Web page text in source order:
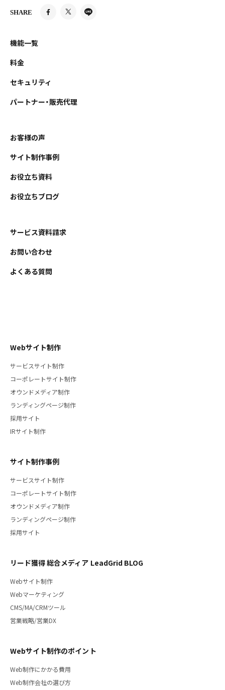
SHARE
機能一覧
料金
セキュリティ
パートナー・販売代理
お客様の声
サイト制作事例
お役立ち資料
お役立ちブログ
サービス資料請求
お問い合わせ
よくある質問
Webサイト制作
サービスサイト制作
コーポレートサイト制作
オウンドメディア制作
ランディングページ制作
採用サイト
IRサイト制作
サイト制作事例
サービスサイト制作
コーポレートサイト制作
オウンドメディア制作
ランディングページ制作
採用サイト
リード獲得 総合メディア LeadGrid BLOG
Webサイト制作
Webマーケティング
CMS/MA/CRMツール
営業戦略/営業DX
Webサイト制作のポイント
Web制作にかかる費用
Web制作会社の選び方